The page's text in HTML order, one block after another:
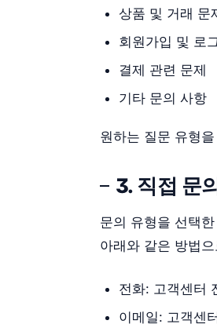
상품 및 거래 문
회원가입 및 로
결제 관련 문제
기타 문의 사항
원하는 질문 유형
3. 직접 문
문의 유형을 선택
아래와 같은 방법
전화: 고객센터
이메일: 고객센